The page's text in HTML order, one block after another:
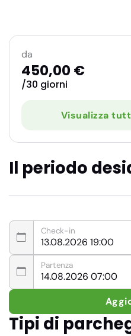
Il periodo
Check-in
Partenza
Tipi di
da
450,00 €
/30 giorni
Visualizza